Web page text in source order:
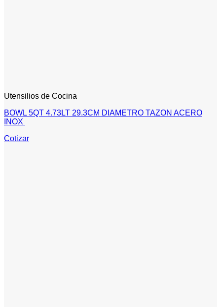
Utensilios de Cocina
BOWL 5QT 4.73LT 29.3CM DIAMETRO TAZON ACERO
INOX
Cotizar